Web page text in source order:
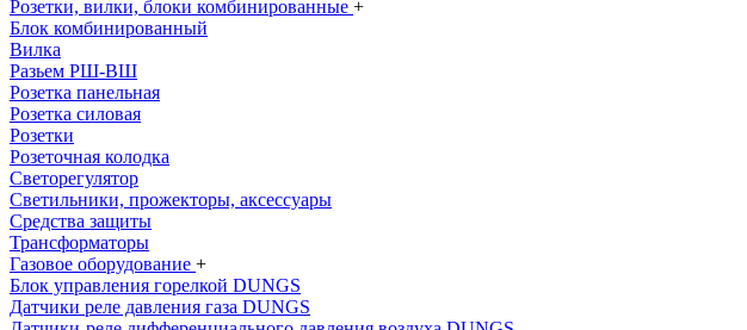
Розетки, вилки, блоки комбинированные +
Блок комбинированный
Вилка
Разьем РШ-ВШ
Розетка панельная
Розетка силовая
Розетки
Розеточная колодка
Светорегулятор
Светильники, прожекторы, аксессуары
Средства защиты
Трансформаторы
Газовое оборудование +
Блок управления горелкой DUNGS
Датчики реле давления газа DUNGS